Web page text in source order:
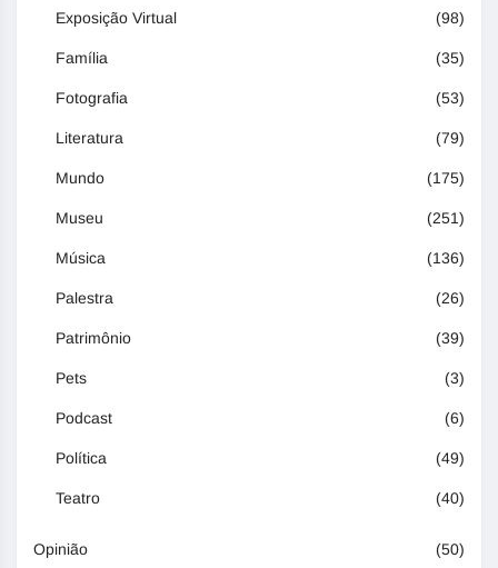
Exposição Virtual (98)
Família (35)
Fotografia (53)
Literatura (79)
Mundo (175)
Museu (251)
Música (136)
Palestra (26)
Patrimônio (39)
Pets (3)
Podcast (6)
Política (49)
Teatro (40)
Opinião (50)